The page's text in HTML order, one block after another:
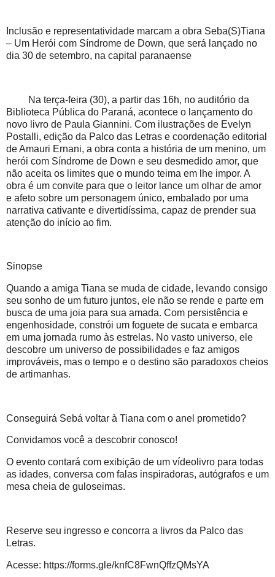
Inclusão e representatividade marcam a obra Seba(S)Tiana
– Um Herói com Síndrome de Down, que será lançado no
dia 30 de setembro, na capital paranaense
Na terça-feira (30), a partir das 16h, no auditório da
Biblioteca Pública do Paraná, acontece o lançamento do
novo livro de Paula Giannini. Com ilustrações de Evelyn
Postalli, edição da Palco das Letras e coordenação editorial
de Amauri Ernani, a obra conta a história de um menino, um
herói com Síndrome de Down e seu desmedido amor, que
não aceita os limites que o mundo teima em lhe impor. A
obra é um convite para que o leitor lance um olhar de amor
e afeto sobre um personagem único, embalado por uma
narrativa cativante e divertidíssima, capaz de prender sua
atenção do início ao fim.
Sinopse
Quando a amiga Tiana se muda de cidade, levando consigo
seu sonho de um futuro juntos, ele não se rende e parte em
busca de uma joia para sua amada. Com persistência e
engenhosidade, constrói um foguete de sucata e embarca
em uma jornada rumo às estrelas. No vasto universo, ele
descobre um universo de possibilidades e faz amigos
improváveis, mas o tempo e o destino são paradoxos cheios
de artimanhas.
Conseguirá Sebá voltar à Tiana com o anel prometido?
Convidamos você a descobrir conosco!
O evento contará com exibição de um vídeolivro para todas
as idades, conversa com falas inspiradoras, autógrafos e um
mesa cheia de guloseimas.
Reserve seu ingresso e concorra a livros da Palco das
Letras.
Acesse: https://forms.gle/knfC8FwnQffzQMsYA